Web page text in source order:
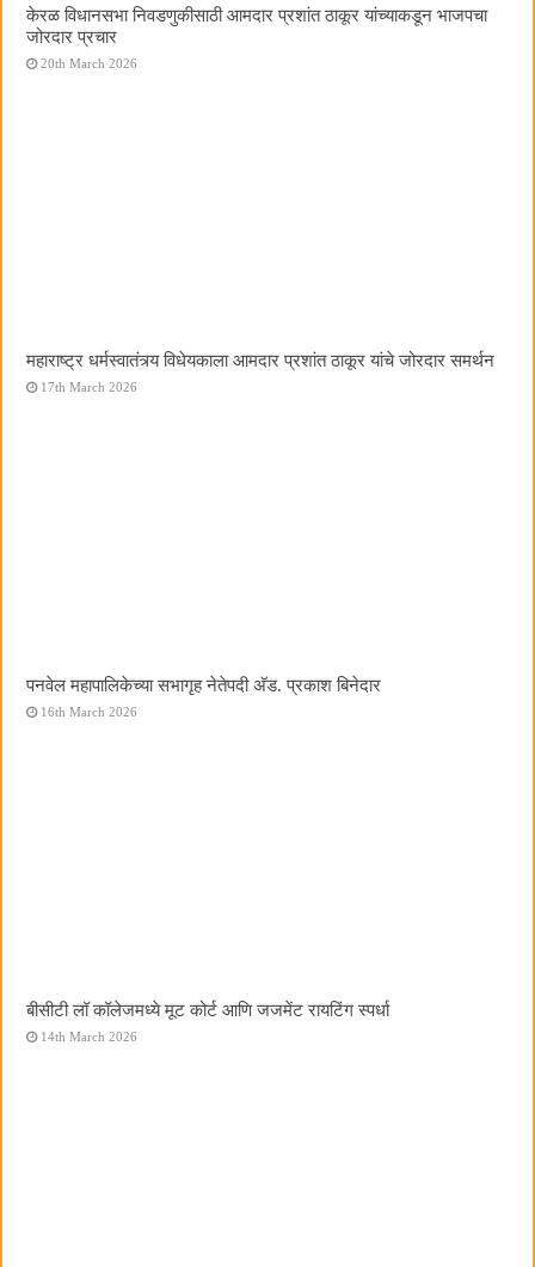
केरळ विधानसभा निवडणुकीसाठी आमदार प्रशांत ठाकूर यांच्याकडून भाजपचा
जोरदार प्रचार
20th March 2026
महाराष्ट्र धर्मस्वातंत्र्य विधेयकाला आमदार प्रशांत ठाकूर यांचे जोरदार समर्थन
17th March 2026
पनवेल महापालिकेच्या सभागृह नेतेपदी अ‍ॅड. प्रकाश बिनेदार
16th March 2026
बीसीटी लॉ कॉलेजमध्ये मूट कोर्ट आणि जजमेंट रायटिंग स्पर्धा
14th March 2026